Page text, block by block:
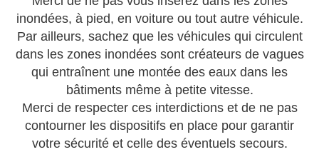
inondées, à pied, en voiture ou tout autre véhicule.
Par ailleurs, sachez que les véhicules qui circulent
dans les zones inondées sont créateurs de vagues
qui entraînent une montée des eaux dans les
bâtiments même à petite vitesse.
Merci de respecter ces interdictions et de ne pas
contourner les dispositifs en place pour garantir
votre sécurité et celle des éventuels secours.